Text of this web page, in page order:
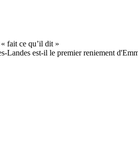
Landes est-il le premier reniement